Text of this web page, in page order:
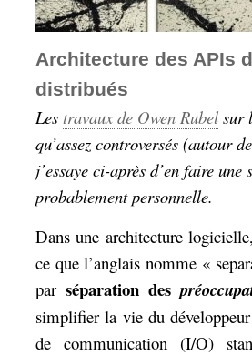
Architecture des APIs
distribués
Les travaux de Owen Rubel sur
qu’assez controversés (autour
j’essaye ci-après d’en faire
probablement personnelle.
Dans une architecture
ce que l’anglais nomme «
parséparation des
simplifier la vie du
de communication (I/O)